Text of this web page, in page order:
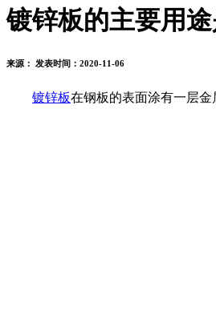
镀锌板的主要用
来源： 发表时间：2020-11-06
镀锌板在钢板的表面涂有一层